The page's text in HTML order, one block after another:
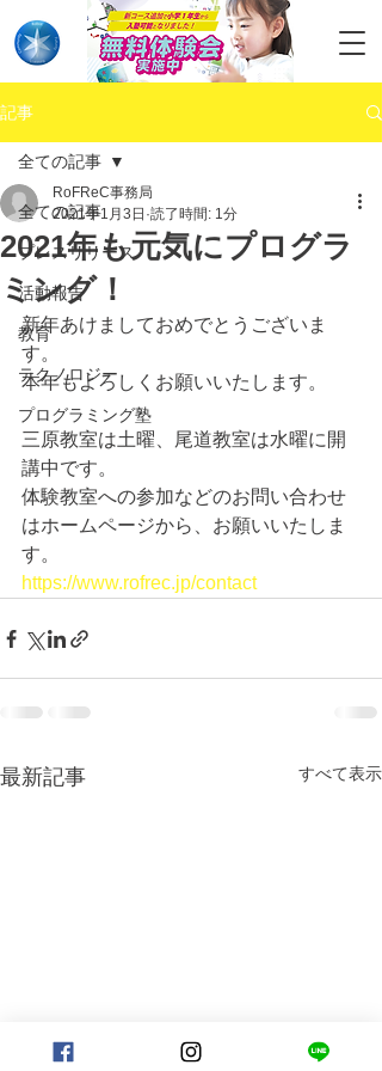
記事
全ての記事
プレスリリース
活動報告
教育
テクノロジー
プログラミング塾
全ての記事
2021年も元気にプログラ
ミング！
RoFReC事務局
2021年1月3日 読了時間: 1分
新年あけましておめでとうございま
す。
本年もよろしくお願いいたします。
三原教室は土曜、尾道教室は水曜に開
講中です。
体験教室への参加などのお問い合わせ
はホームページから、お願いいたしま
す。
https://www.rofrec.jp/contact
最新記事 すべて表示